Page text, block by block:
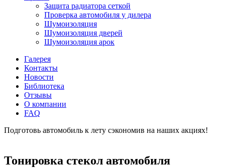
Защита радиатора сеткой
Проверка автомобиля у дилера
Шумоизоляция
Шумоизоляция дверей
Шумоизоляция арок
Галерея
Контакты
Новости
Библиотека
Отзывы
О компании
FAQ
Подготовь автомобиль к лету сэкономив на наших акциях!
Тонировка стекол автомобиля